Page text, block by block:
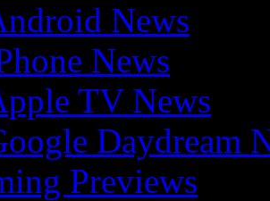
News
News
TV News
Daydream
Previews